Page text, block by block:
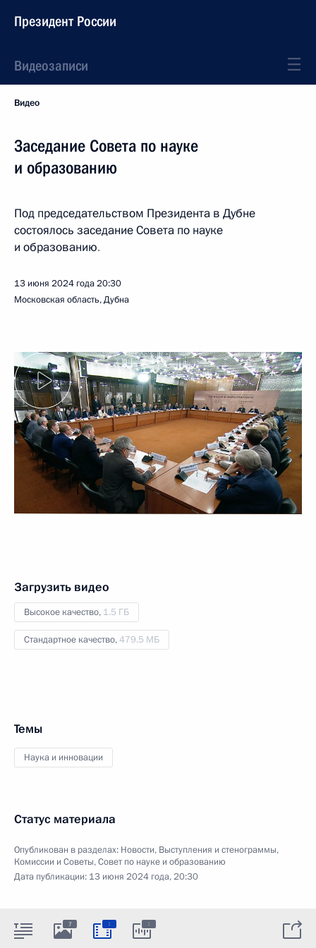
Президент России
Видеозаписи
Видео
Заседание Совета по науке
и образованию
Под председательством Президента в Дубне
состоялось заседание Совета по науке
и образованию.
13 июня 2024 года20:30
Московская область, Дубна
Загрузить видео
Высокое качество, 1.5 ГБ
Стандартное качество,479.5 МБ
Темы
Наука и инновации
Статус материала
Опубликован в разделах: Новости, Выступления и стенограммы,
Комиссии и Советы,Совет по науке и образованию
Дата публикации: 13 июня 2024 года, 20:30
7 : :